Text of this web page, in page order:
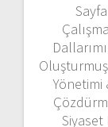
Yönetimi